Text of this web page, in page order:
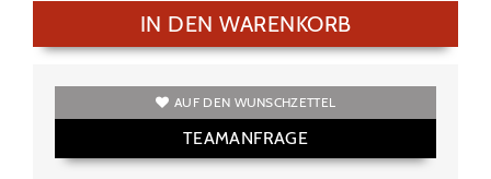
IN DEN WARENKORB
AUF DEN WUNSCHZETTEL
TEAMANFRAGE